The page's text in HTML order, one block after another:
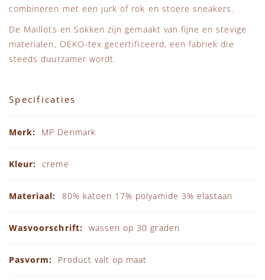
combineren met een jurk of rok en stoere sneakers.
De Maillots en Sokken zijn gemaakt van fijne en stevige
materialen, OEKO-tex gecertificeerd, een fabriek die
steeds duurzamer wordt.
Specificaties
MP Denmark
creme
80% katoen 17% polyamide 3% elastaan
wassen op 30 graden
Product valt op maat